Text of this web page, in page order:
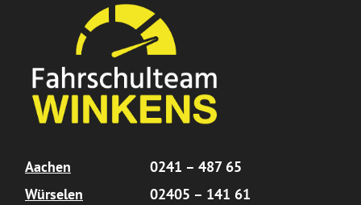
Aachen
0241 – 487 65
Würselen
02405 – 141 61